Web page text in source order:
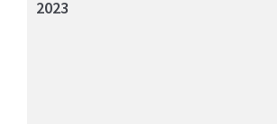
dans votre...
2023